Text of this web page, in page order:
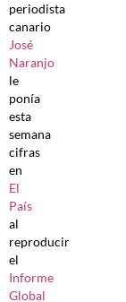
periodista
canario
José
Naranjo
le
ponía
esta
semana
cifras
en
El
País
al
reproducir
el
Informe
Global